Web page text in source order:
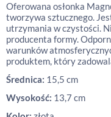
Oferowana osłonka
tworzywa sztucznego.
utrzymania w czystości.
producenta formy.
warunków
produktem, który
Średnica: 15,5 cm
Wysokość: 13,7 cm